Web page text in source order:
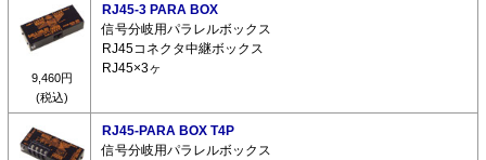
9,460円
(税込)
RJ45-3 PARA BOX
信号分岐用パラレルボックス
RJ45コネクタ中継ボックス
RJ45×3ヶ
RJ45-PARA BOX T4P
信号分岐用パラレルボックス